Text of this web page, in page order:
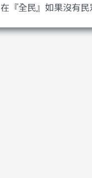
在『全民』如果沒有